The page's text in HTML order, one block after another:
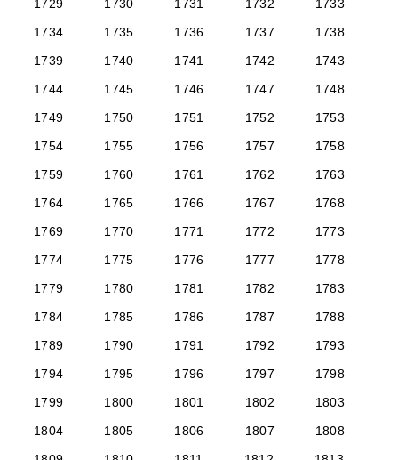
1729
1730 1731 1732
1733
1734
1735 1736 1737
1738
1739
1740 1741 1742
1743
1744
1745 1746 1747
1748
1749
1750 1751 1752
1753
1754
1755 1756 1757
1758
1759
1760 1761 1762
1763
1764
1765 1766 1767
1768
1769
1770 1771 1772
1773
1774
1775 1776 1777
1778
1779
1780 1781 1782
1783
1784
1785 1786 1787
1788
1789
1790 1791 1792
1793
1794
1795 1796 1797
1798
1799
1800 1801 1802
1803
1804
1805 1806 1807
1808